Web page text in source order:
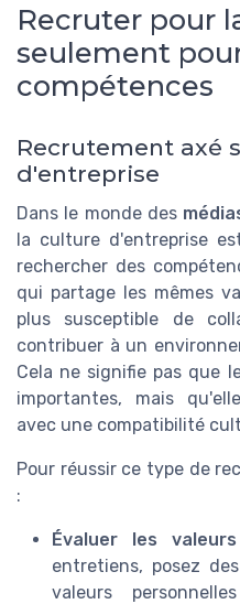
Recruter pour
seulement
compétences
Recrutement axé
d'entreprise
Dans le monde des
la culture d'entreprise
rechercher des
qui partage les mêmes
plus susceptible de
contribuer à un
Cela ne signifie pas que
importantes, mais
avec une compatibilité
Pour réussir ce type de
:
Évaluer les
entretiens, posez
valeurs